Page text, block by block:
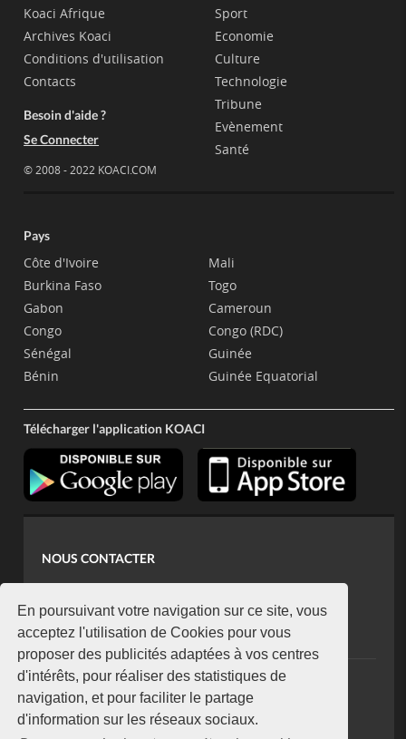
En poursuivant votre navigation sur ce site, vous
acceptez l'utilisation de Cookies pour vous
proposer des publicités adaptées à vos centres
d'intérêts, pour réaliser des statistiques de
navigation, et pour faciliter le partage
d'information sur les réseaux sociaux.
Koaci Afrique
Archives Koaci
Conditions d'utilisation
Contacts
Besoin d'aide ?
Se Connecter
© 2008 - 2022 KOACI.COM
Sport
Economie
Culture
Technologie
Tribune
Evènement
Santé
Pays
Côte d'Ivoire
Burkina Faso
Gabon
Congo
Sénégal
Bénin
Mali
Togo
Cameroun
Congo (RDC)
Guinée
Guinée Equatorial
Télécharger l'application KOACI
NOUS CONTACTER
koaci@yahoo.fr
+225 07 08 85 52 93
NEWSLETTER
Restez connecté via notre newsletter